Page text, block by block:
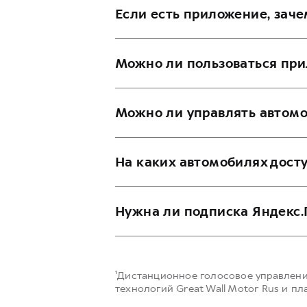
Команды от посторонних не
Если есть приложение,
дома, заняты делами или не
Можно ли пользоваться
Можно ли управлять
На каких автомобилях
Нужна ли подписка
¹Дистанционное голосовое
технологий Great Wall Motor Rus и